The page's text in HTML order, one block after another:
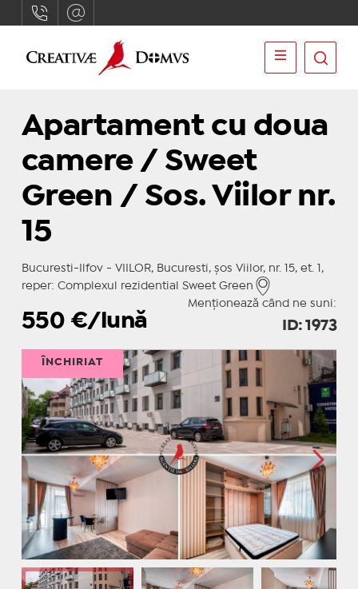
Apartament cu doua
camere / Sweet
Green / Sos. Viilor nr.
15
Bucuresti-Ilfov - VIILOR, Bucuresti, șos Viilor, nr. 15, et. 1,
reper: Complexul rezidential Sweet Green
Menționează când ne suni:
550 €/lună ID: 1973
ÎNCHIRIAT